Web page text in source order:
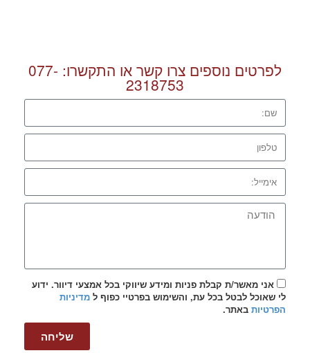
לפרטים נוספים צרו קשר או התקשרו: 077-
2318753
אני מאשר/ת קבלת פניות ומידע שיווקי בכל אמצעי דיוור. ידוע
לי שאוכל לבטל בכל עת, והשימוש בפרטיי כפוף ל מדיניות
הפרטיות באתר.
שליחה